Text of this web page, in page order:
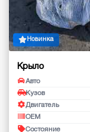
Новинка
Крыло
Авто
Кузов
Двигатель
OEM
Состояние